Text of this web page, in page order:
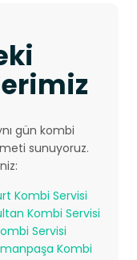
gün kombi
sunuyoruz.
Kombi Servisi
Kombi Servisi
Servisi
Kombi